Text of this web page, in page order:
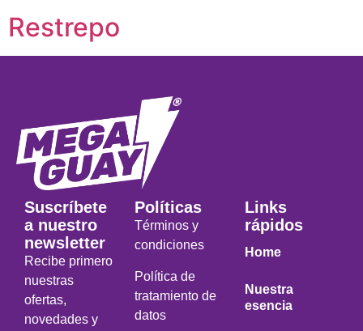
Restrepo
Suscríbete
a nuestro
newsletter
Recibe primero
nuestras
ofertas,
novedades y
Políticas
Términos y
condiciones
Política de
tratamiento de
datos
Links
rápidos
Home
Nuestra
esencia